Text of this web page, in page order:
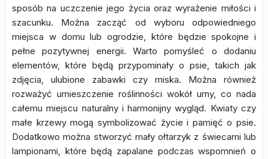
sposób na uczczenie jego życia oraz wyrażenie miłości i
szacunku. Można zacząć od wyboru odpowiedniego
miejsca w domu lub ogrodzie, które będzie spokojne i
pełne pozytywnej energii. Warto pomyśleć o dodaniu
elementów, które będą przypominały o psie, takich jak
zdjęcia, ulubione zabawki czy miska. Można również
rozważyć umieszczenie roślinności wokół urny, co nada
całemu miejscu naturalny i harmonijny wygląd. Kwiaty czy
małe krzewy mogą symbolizować życie i pamięć o psie.
Dodatkowo można stworzyć mały ołtarzyk z świecami lub
lampionami, które będą zapalane podczas wspomnień o